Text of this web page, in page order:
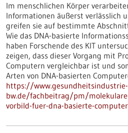
Im menschlichen Körper
Informationen äußerst verlässlich
greifen sie auf bestimmte
Wie das DNA-basierte
haben Forschende des KIT
zeigen, dass dieser Vorgang mit
Computern vergleichbar ist und
Arten von DNA-basierten
https://www.gesundheitsindustrie-
bw.de/fachbeitrag/pm/
vorbild-fuer-dna-basierte-